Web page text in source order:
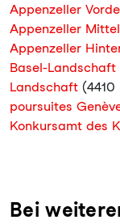
Appenzeller
Appenzeller
Appenzeller
Basel-
Landschaft (4410
poursuites
Konkursamt des
Bei